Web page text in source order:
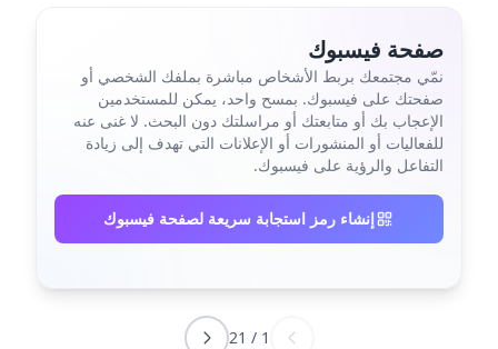
صفحة فيسبوك
نمّي مجتمعك بربط الأشخاص مباشرة بملفك الشخصي أو
صفحتك على فيسبوك. بمسح واحد، يمكن للمستخدمين
الإعجاب بك أو متابعتك أو مراسلتك دون البحث. لا غنى عنه
للفعاليات أو المنشورات أو الإعلانات التي تهدف إلى زيادة
التفاعل والرؤية على فيسبوك.
إنشاء رمز استجابة سريعة لصفحة فيسبوك
1
/
21